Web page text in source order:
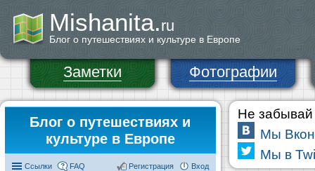
Mishanita.ru
Блог о путешествиях и культуре в Европе
Заметки Фотографии
Блог о путешествиях и
культуре в Европе
Ссылки FAQ Вход
Регистрация
Не забывай
Мы
Мы в